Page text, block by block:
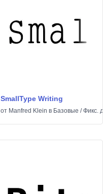
SmallType Writing
от Manfred Klein в Базовые /Фикс.